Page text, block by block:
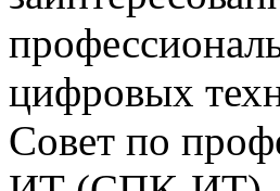
цифровых
Совет по